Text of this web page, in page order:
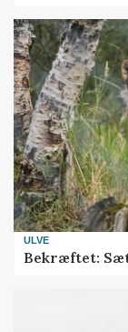
ULVE
Bekræftet: